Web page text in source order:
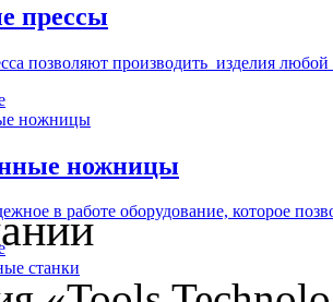
прессы
позволяют производить изделия
ножницы
в работе оборудование, которое